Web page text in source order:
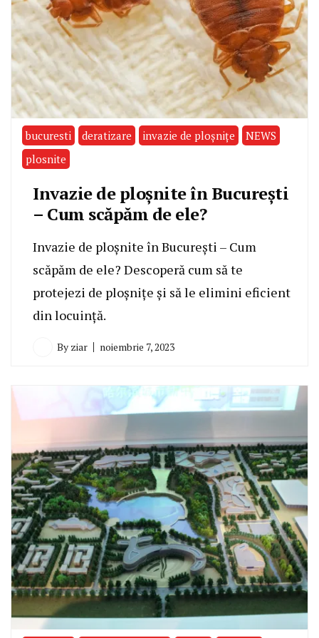
bucuresti deratizare invazie de ploșnițe
NEWS
plosnite
Invazie de ploșnite în București
– Cum scăpăm de ele?
Invazie de ploșnite în București – Cum
scăpăm de ele? Descoperă cum să te
protejezi de ploșnițe și să le elimini eficient
din locuință.
By ziar noiembrie 7, 2023